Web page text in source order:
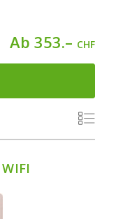
Ab 353.– CHF